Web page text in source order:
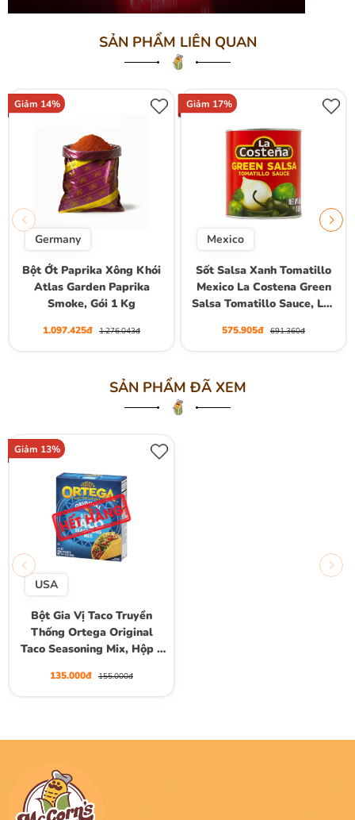
SẢN PHẨM LIÊN QUAN
Giảm 14%
Germany
Bột Ớt Paprika Xông Khói
Atlas Garden Paprika
Smoke, Gói 1 Kg
1.097.425đ 1.276.043đ
Giảm 17%
Mexico
Sốt Salsa Xanh Tomatillo
Mexico La Costena Green
Salsa Tomatillo Sauce, Lon
575.905đ 691.360đ
SẢN PHẨM ĐÃ XEM
Giảm 13%
USA
Bột Gia Vị Taco Truyền
Thống Ortega Original
Taco Seasoning Mix, Hộp 3
135.000đ 155.000đ